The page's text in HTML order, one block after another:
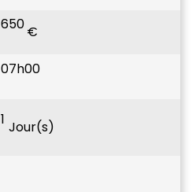
650€
07h00
1 Jour(s)